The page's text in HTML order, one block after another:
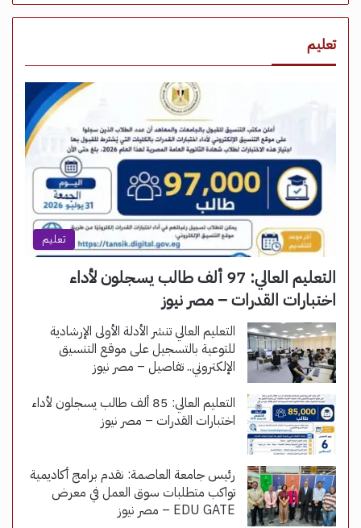
تعليم
تعليم
التعليم العالي: 97 ألف طالب يسجلون لأداء
اختبارات القدرات – مصر نيوز
التعليم العالي تنشر الأدلة الأولى الإرشادية
للتوعية بالتسجيل على موقع التنسيق
الإلكتروني.. تفاصيل – مصر نيوز
التعليم العالي: 85 ألف طالب يسجلون لأداء
اختبارات القدرات – مصر نيوز
رئيس جامعة العاصمة: نقدم برامج أكاديمية
تواكب متطلبات سوق العمل في معرض
EDU GATE – مصر نيوز